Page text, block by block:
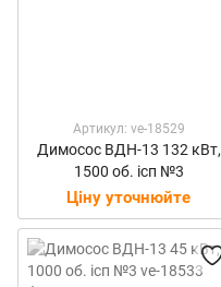
Артикул: ve-18529
Димосос ВДН-13 132 кВт,
1500 об. ісп №3
Ціну уточнюйте